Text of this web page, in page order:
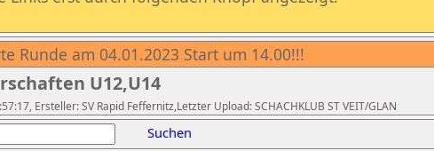
Runde am 04.01.2023 Start um 14.00!!!
U12,U14
Ersteller: SV Rapid Feffernitz,Letzter Upload: SCHACHKLUB ST VEIT/GLAN
Suchen